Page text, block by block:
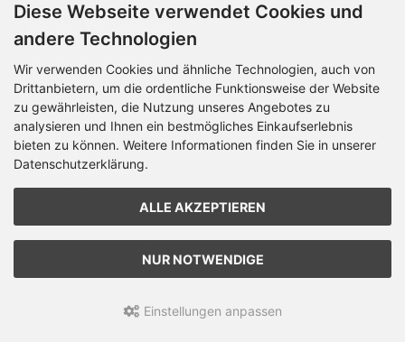
HERMANN-Spielwaren GmbH
Werksverkauf / Postadresse:
Im Grund 9-11
Mo-Do 8.00 bis 16.30 Uhr
Bürozeiten:
Mo-Do 8.00 bis 16.30 Uhr
Fr 8.00 bis 12.30 Uhr
+49 (0) 09561 85900
info@hermann.de
Geschäftsführer
Martin Hermann
Handelsregister Amtsgericht Coburg
Diese Webseite verwendet Cookies und
andere Technologien
Wir verwenden Cookies und ähnliche Technologien, auch von
Drittanbietern, um die ordentliche Funktionsweise der Website
zu gewährleisten, die Nutzung unseres Angebotes zu
analysieren und Ihnen ein bestmögliches Einkaufserlebnis
bieten zu können. Weitere Informationen finden Sie in unserer
Datenschutzerklärung.
ALLE AKZEPTIEREN
NUR NOTWENDIGE
Einstellungen anpassen